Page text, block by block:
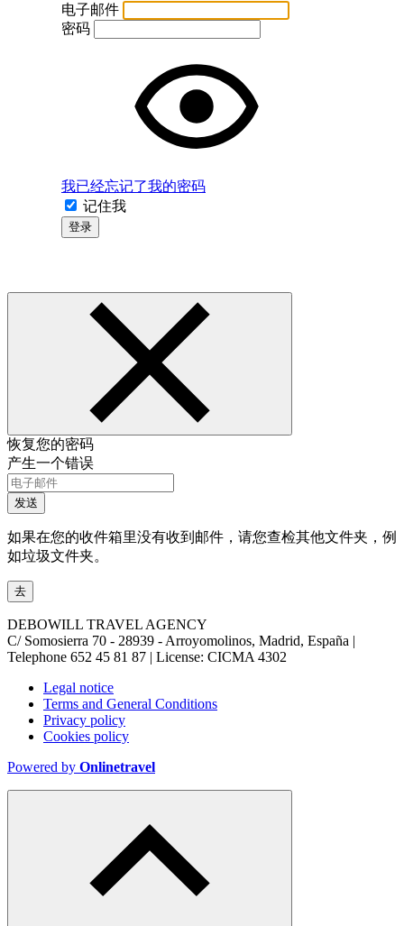
电子邮件
密码
我已经忘记了我的密码
记住我
登录
恢复您的密码
产生一个错误
发送
如果在您的收件箱里没有收到邮件，请您查检其他文件夹，例
如垃圾文件夹。
去
DEBOWILL TRAVEL AGENCY
C/ Somosierra 70 - 28939 - Arroyomolinos, Madrid, España |
Telephone 652 45 81 87 | License: CICMA 4302
Legal notice
Terms and General Conditions
Privacy policy
Cookies policy
Powered by Onlinetravel